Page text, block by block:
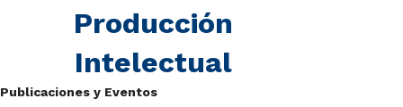
Producción
Intelectual
Publicaciones y Eventos